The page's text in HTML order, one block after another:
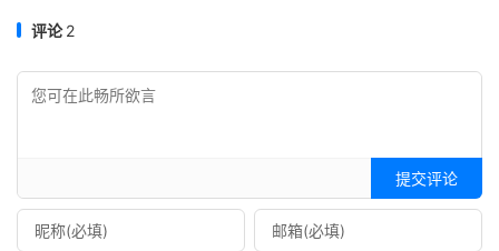
评论2
提交评论